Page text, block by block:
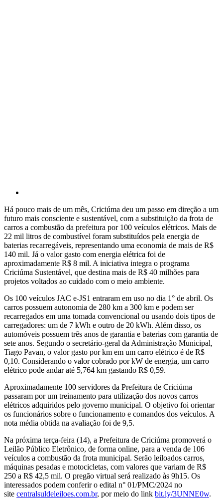
Há pouco mais de um mês, Criciúma deu um passo em direção a um
futuro mais consciente e sustentável, com a substituição da frota de
carros a combustão da prefeitura por 100 veículos elétricos. Mais de
22 mil litros de combustível foram substituídos pela energia de
baterias recarregáveis, representando uma economia de mais de R$
140 mil. Já o valor gasto com energia elétrica foi de
aproximadamente R$ 8 mil. A iniciativa integra o programa
Criciúma Sustentável, que destina mais de R$ 40 milhões para
projetos voltados ao cuidado com o meio ambiente.
Os 100 veículos JAC e-JS1 entraram em uso no dia 1° de abril. Os
carros possuem autonomia de 280 km a 300 km e podem ser
recarregados em uma tomada convencional ou usando dois tipos de
carregadores: um de 7 kWh e outro de 20 kWh. Além disso, os
automóveis possuem três anos de garantia e baterias com garantia de
sete anos. Segundo o secretário-geral da Administração Municipal,
Tiago Pavan, o valor gasto por km em um carro elétrico é de R$
0,10. Considerando o valor cobrado por kW de energia, um carro
elétrico pode andar até 5,764 km gastando R$ 0,59.
Aproximadamente 100 servidores da Prefeitura de Criciúma
passaram por um treinamento para utilização dos novos carros
elétricos adquiridos pelo governo municipal. O objetivo foi orientar
os funcionários sobre o funcionamento e comandos dos veículos. A
nota média obtida na avaliação foi de 9,5.
Na próxima terça-feira (14), a Prefeitura de Criciúma promoverá o
Leilão Público Eletrônico, de forma online, para a venda de 106
veículos a combustão da frota municipal. Serão leiloados carros,
máquinas pesadas e motocicletas, com valores que variam de R$
250 a R$ 42,5 mil. O pregão virtual será realizado às 9h15. Os
interessados podem conferir o edital n° 01/PMC/2024 no
site centralsuldeleiloes.com.br, por meio do link bit.ly/3UNNE0w.